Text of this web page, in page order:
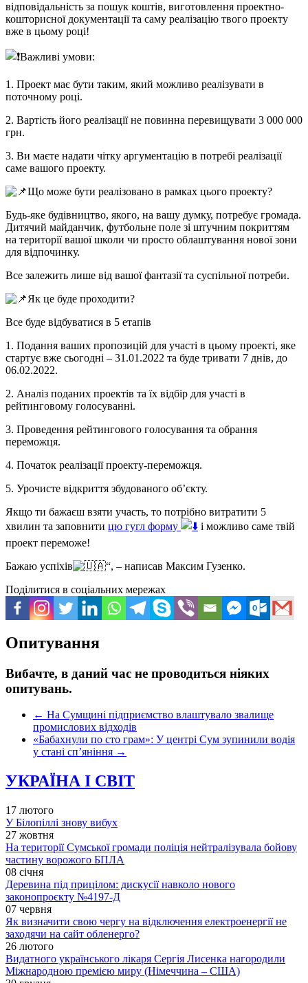
відповідальність за пошук коштів, виготовлення проектно-
кошторисної документації та саму реалізацію твого проекту
вже в цьому році!
Важливі умови:
1. Проект має бути таким, який можливо реалізувати в
поточному році.
2. Вартість його реалізації не повинна перевищувати 3 000 000
грн.
3. Ви маєте надати чітку аргументацію в потребі реалізації
саме вашого проекту.
Що може бути реалізовано в рамках цього проекту?
Будь-яке будівництво, якого, на вашу думку, потребує громада.
Дитячий майданчик, футбольне поле зі штучним покриттям
на території вашої школи чи просто облаштування нової зони
для відпочинку.
Все залежить лише від вашої фантазії та суспільної потреби.
Як це буде проходити?
Все буде відбуватися в 5 етапів
1. Подання ваших пропозицій для участі в цьому проекті, яке
стартує вже сьогодні – 31.01.2022 та буде тривати 7 днів, до
06.02.2022.
2. Аналіз поданих проектів та їх відбір для участі в
рейтинговому голосуванні.
3. Проведення рейтингового голосування та обрання
переможця.
4. Початок реалізації проекту-переможця.
5. Урочисте відкриття збудованого об’єкту.
Якщо ти бажаєш взяти участь, то потрібно витратити 5
хвилин та заповнити цю гугл форму
і можливо саме твій
проект переможе!
Бажаю успіхів
“, – написав Максим Гузенко.
Поділитися в соціальних мережах
Опитування
Вибачте, в даний час не проводиться ніяких
опитувань.
← На Сумщині підприємство влаштувало звалище
промислових відходів
«Бабахнули по сто грам»: У центрі Сум зупинили водія
у стані сп’яніння →
УКРАЇНА І СВІТ
17 лютого
У Білопіллі знову вибух
27 жовтня
На території Сумської громади поліція нейтралізувала бойову
частину ворожого БПЛА
08 січня
Деревина під прицілом: дискусії навколо нового
законопроєкту №4197-Д
07 червня
Як визначити свою чергу на відключення електроенергії не
заходячи на сайт обленерго?
26 лютого
Видатного українського лікаря Сергія Лисенка нагородили
Міжнародною премією миру (Німеччина – США)